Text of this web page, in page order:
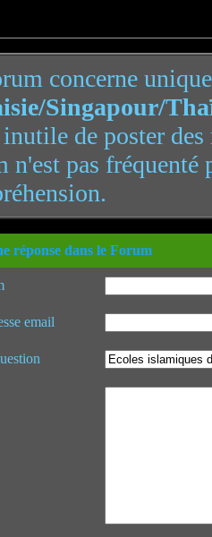
concerne
Singapour/
de poster
n'est pas
réponse dans le Forum
email